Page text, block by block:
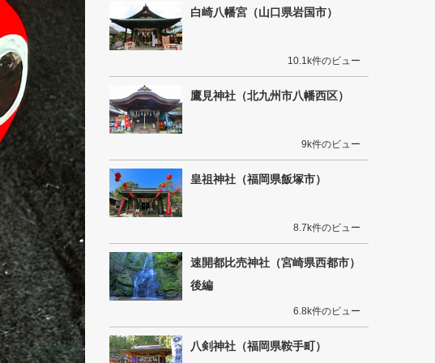
白崎八幡宮（山口県岩国市）
10.1k件のビュー
鷹見神社（北九州市八幡西区）
9k件のビュー
皇祖神社（福岡県飯塚市）
8.7k件のビュー
速開都比売神社（宮崎県西都市）
後編
6.8k件のビュー
八剣神社（福岡県鞍手町）